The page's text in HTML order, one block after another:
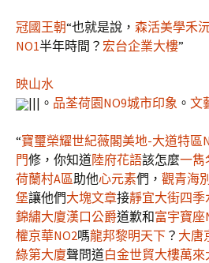
冠國王朝“也就是說， 森活美學禾
NO1半年時間？ 宏台企業大樓”
映山水
|||。 品荃荷園NO9城市印象 。 文
“寶璽榮耀世紀薇閣美地-大道特區
門修，你知道陸府花語該怎麼一雋
荷蘭村A區助他心元素們， 觀青海
堡讓他們大塊文章接靜宜大街四季
錦繡大廈漢口公爵道歉和富宇寶座
權京華NO2嗎龍邦黎明天下 ？ 大唐
綠第大廈聲問道白金世貿大樓萬來